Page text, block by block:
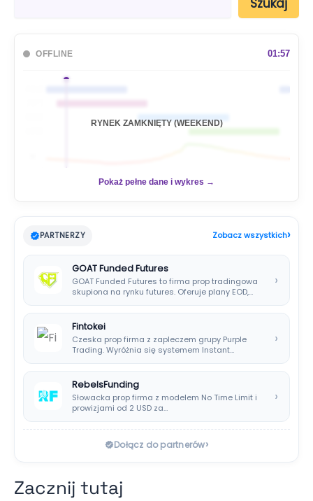
Szukaj
OFFLINE 01:57
RYNEK ZAMKNIĘTY (WEEKEND)
Pokaż pełne dane i wykres →
PARTNERZY Zobacz wszystkich›
GOAT Funded Futures
GOAT Funded Futures to firma prop tradingowa
skupiona na rynku futures. Oferuje plany EOD,…
›
Fintokei
Czeska prop firma z zapleczem grupy Purple
Trading. Wyróżnia się systemem Instant
›
RebelsFunding
Słowacka prop firma z modelem No Time Limit i
prowizjami od 2 USD za…
›
Dołącz do partnerów›
Zacznij tutaj